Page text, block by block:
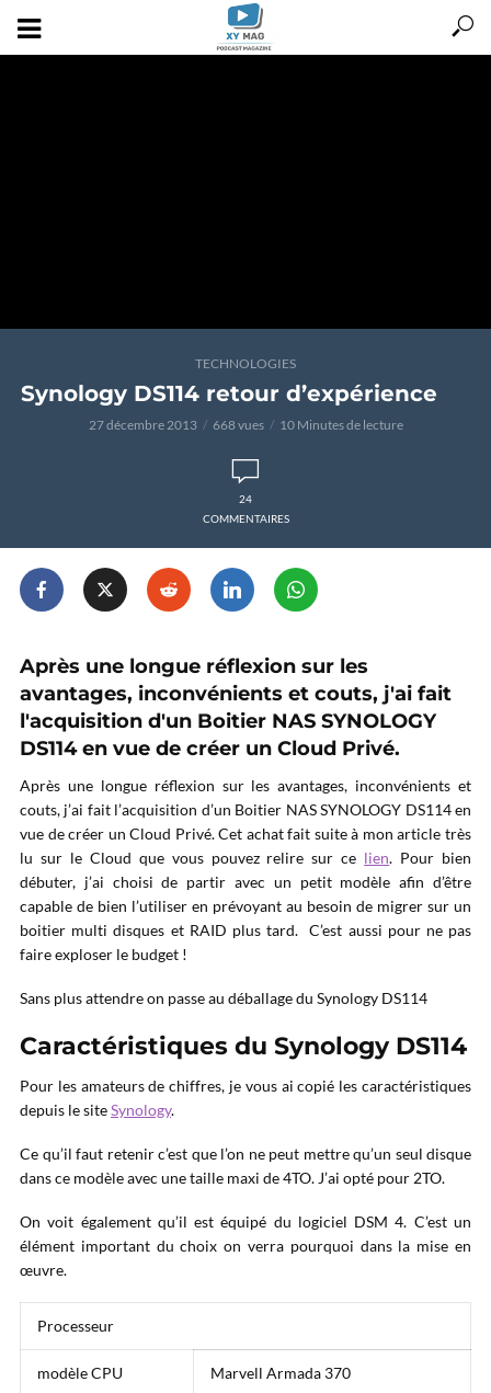
TECHNOLOGIES
Synology DS114 retour d’expérience
27 décembre 2013 668 vues 10 Minutes de lecture
24
COMMENTAIRES
Après une longue réflexion sur les
avantages, inconvénients et couts, j'ai fait
l'acquisition d'un Boitier NAS SYNOLOGY
DS114 en vue de créer un Cloud Privé.
Après une longue réflexion sur les avantages, inconvénients et
couts, j’ai fait l’acquisition d’un Boitier NAS SYNOLOGY DS114 en
vue de créer un Cloud Privé. Cet achat fait suite à mon article très
lu sur le Cloud que vous pouvez relire sur ce lien. Pour bien
débuter, j’ai choisi de partir avec un petit modèle afin d’être
capable de bien l’utiliser en prévoyant au besoin de migrer sur un
boitier multi disques et RAID plus tard. C’est aussi pour ne pas
faire exploser le budget !
Sans plus attendre on passe au déballage du Synology DS114
Caractéristiques du Synology DS114
Pour les amateurs de chiffres, je vous ai copié les caractéristiques
depuis le siteSynology.
Ce qu’il faut retenir c’est que l’on ne peut mettre qu’un seul disque
dans ce modèle avec une taille maxi de 4TO. J’ai opté pour 2TO.
On voit également qu’il est équipé du logiciel DSM 4. C’est un
élément important du choix on verra pourquoi dans la mise en
œuvre.
Processeur
modèle CPU Marvell Armada 370